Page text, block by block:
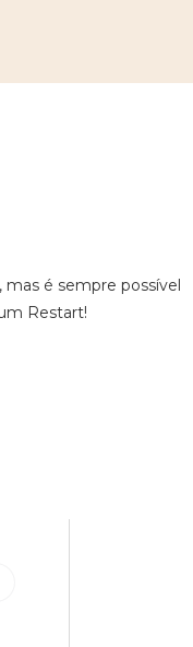
mas é sempre possível
Restart!